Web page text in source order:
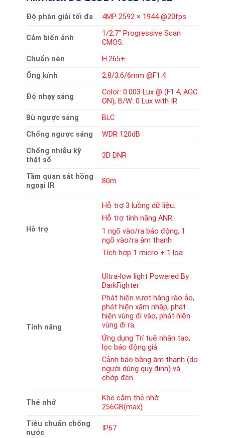
Độ phân giải tối đa 4MP 2592 × 1944 @20fps.
Cảm biến ảnh
1/2.7″ Progressive Scan
CMOS.
Chuẩn nén
H.265+.
Ống kính
2.8/3.6/6mm @F1.4
Độ nhạy sáng
Color: 0.003 Lux @ (F1.4, AGC
ON), B/W: 0 Lux with IR
Bù ngược sáng
BLC
Chống ngược sáng
WDR 120dB
Chống nhiễu kỹ
thật số
3D DNR
Tầm quan sát hồng
ngoại IR
80m
Hỗ trợ
Hỗ trợ 3 luồng dữ liệu.
Hỗ trợ tính năng ANR.
1 ngõ vào/ra báo động, 1
ngõ vào/ra âm thanh
Tích hợp 1 micro + 1 loa
Tính năng
Ultra-low light Powered By
DarkFighter
Phát hiện vượt hàng rào ảo,
phát hiện xâm nhập, phát
hiện vùng đi vào, phát hiện
vùng đi ra.
Ứng dụng Trí tuệ nhân tạo,
lọc báo động giả.
Cảnh báo bằng âm thanh (do
người dùng quy định) và
chớp đèn
Thẻ nhớ
Khe cắm thẻ nhớ
256GB(max)
Tiêu chuẩn chống
nước
IP67